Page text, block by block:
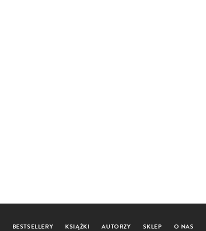
BESTSELLERY KSIĄŻKI AUTORZY SKLEP O NAS